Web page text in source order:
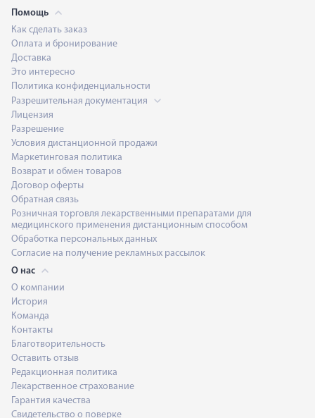
Помощь
Как сделать заказ
Оплата и бронирование
Доставка
Это интересно
Политика конфиденциальности
Разрешительная документация
Лицензия
Разрешение
Условия дистанционной продажи
Маркетинговая политика
Возврат и обмен товаров
Договор оферты
Обратная связь
Розничная торговля лекарственными препаратами для
медицинского применения дистанционным способом
Обработка персональных данных
Согласие на получение рекламных рассылок
О нас
О компании
История
Команда
Контакты
Благотворительность
Оставить отзыв
Редакционная политика
Лекарственное страхование
Гарантия качества
Свидетельство о поверке